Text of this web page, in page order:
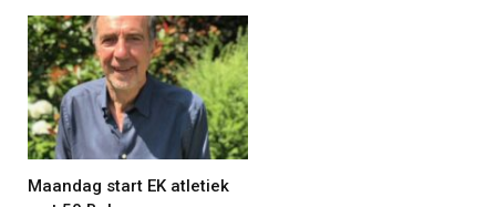
Maandag start EK atletiek